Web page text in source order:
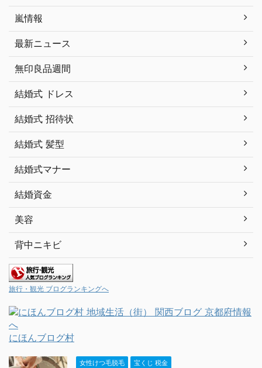
嵐情報
最新ニュース
無印良品週間
結婚式 ドレス
結婚式 招待状
結婚式 髪型
結婚式マナー
結婚資金
美容
背中ニキビ
旅行・観光 ブログランキングへ
にほんブログ村
女性けつ毛脱毛 宝くじ 税金